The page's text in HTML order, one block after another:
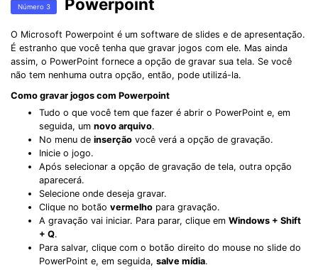
Número 3 Powerpoint
O Microsoft Powerpoint é um software de slides e de apresentação.
É estranho que você tenha que gravar jogos com ele. Mas ainda
assim, o PowerPoint fornece a opção de gravar sua tela. Se você
não tem nenhuma outra opção, então, pode utilizá-la.
Como gravar jogos com Powerpoint
Tudo o que você tem que fazer é abrir o PowerPoint e, em
seguida, um novo arquivo.
No menu de inserção você verá a opção de gravação.
Inicie o jogo.
Após selecionar a opção de gravação de tela, outra opção
aparecerá.
Selecione onde deseja gravar.
Clique no botão vermelho para gravação.
A gravação vai iniciar. Para parar, clique em Windows + Shift
+ Q.
Para salvar, clique com o botão direito do mouse no slide do
PowerPoint e, em seguida, salve mídia.